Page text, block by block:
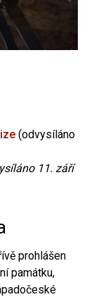
(odvysíláno
11. září
prohlášen
památku,